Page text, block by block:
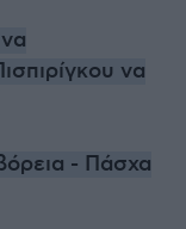
να
- Πάσχα